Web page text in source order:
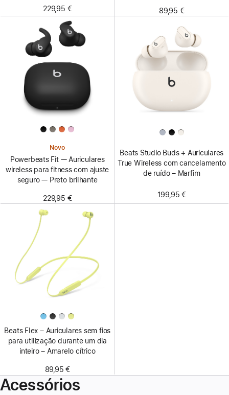
229,95 € 89,95 €
Novo
Powerbeats Fit — Auriculares
wireless para fitness com ajuste
seguro — Preto brilhante
229,95 €
Beats Studio Buds + Auriculares
True Wireless com cancelamento
de ruído – Marfim
199,95 €
Beats Flex – Auriculares sem fios
para utilização durante um dia
inteiro – Amarelo cítrico
89,95 €
Acessórios